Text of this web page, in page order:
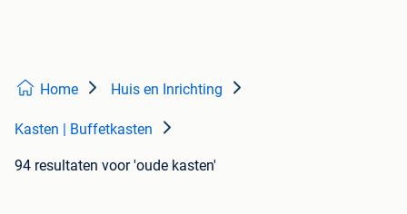
Home Huis en Inrichting
Kasten | Buffetkasten
94 resultaten voor 'oude kasten'